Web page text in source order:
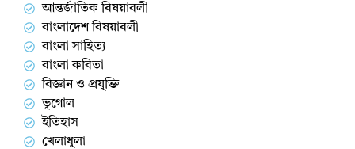
আন্তর্জাতিক বিষয়াবলী
বাংলাদেশ বিষয়াবলী
বাংলা সাহিত্য
বাংলা কবিতা
বিজ্ঞান ও প্রযুক্তি
ভূগোল
ইতিহাস
খেলাধুলা